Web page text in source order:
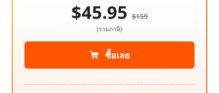
$45.95 $159
(รวมภาษี)
ซื้อเลย